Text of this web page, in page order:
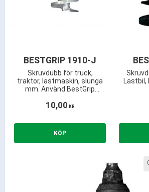
BESTGRIP 1910-J
Skruvdubb för truck,
traktor, lastmaskin, slunga
mm. Använd BestGrip
mm utstick och kräver
10,00 KR
Lastbil,